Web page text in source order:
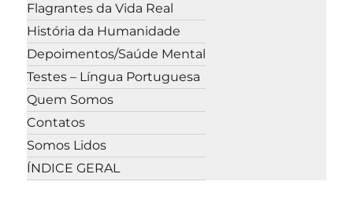
Flagrantes da Vida Real
História da Humanidade
Depoimentos/Saúde Mental
Testes – Língua Portuguesa
Quem Somos
Contatos
Somos Lidos
ÍNDICE GERAL